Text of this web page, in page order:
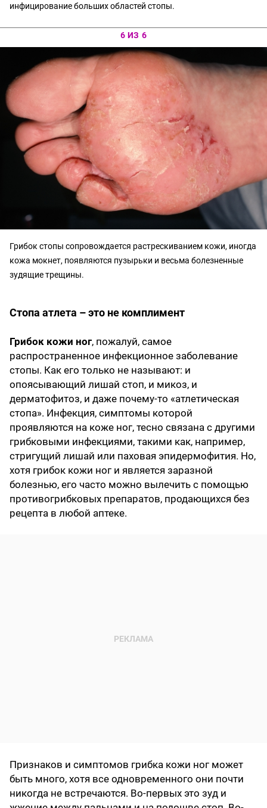
инфицирование больших областей стопы.
6 ИЗ 6
Грибок стопы сопровождается растрескиванием кожи, иногда
кожа мокнет, появляются пузырьки и весьма болезненные
зудящие трещины.
Стопа атлета – это не комплимент
Грибок кожи ног, пожалуй, самое
распространенное инфекционное заболевание
стопы. Как его только не называют: и
опоясывающий лишай стоп, и микоз, и
дерматофитоз, и даже почему-то «атлетическая
стопа». Инфекция, симптомы которой
проявляются на коже ног, тесно связана с другими
грибковыми инфекциями, такими как, например,
стригущий лишай или паховая эпидермофития. Но,
хотя грибок кожи ног и является заразной
болезнью, его часто можно вылечить с помощью
противогрибковых препаратов, продающихся без
рецепта в любой аптеке.
Признаков и симптомов грибка кожи ног может
быть много, хотя все одновременного они почти
никогда не встречаются. Во-первых это зуд и